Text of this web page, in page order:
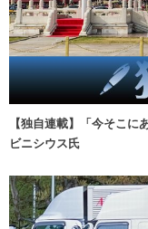
【独自連載】「今そこ
ビニシウス氏